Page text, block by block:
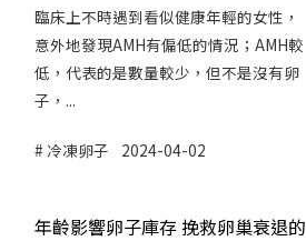
臨床上不時遇到看似健康年輕的女性，
意外地發現AMH有偏低的情況；AMH較
低，代表的是數量較少，但不是沒有卵
子，...
冷凍卵子 2024-04-02
年齡影響卵子庫存 挽救卵巢衰退的